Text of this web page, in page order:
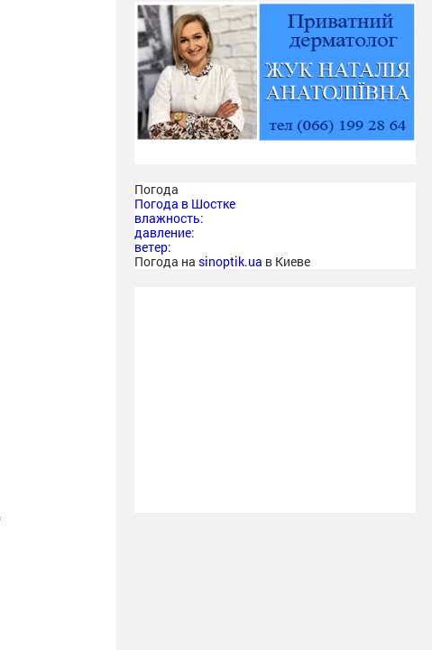
Погода
Погода в Шостке
влажность:
давление:
ветер:
Погода на sinoptik.ua в Киеве